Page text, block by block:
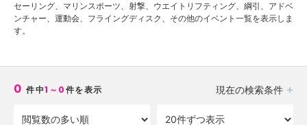
セーリング、マリンスポーツ、射撃、ウエイトリフティング、綱引、アドベ
ンチャー、運動会、フライングディスク、その他のイベント一覧を表示しま
す。
0 件中1～0 件を表示 現在の検索条件